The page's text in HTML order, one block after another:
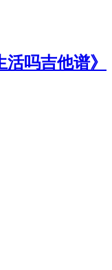
吗吉他谱》